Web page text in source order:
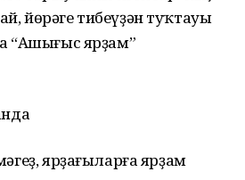
йөрәге тибеүҙән туҡтауы
“Ашығыс ярҙам”
ярҙағыларға ярҙам